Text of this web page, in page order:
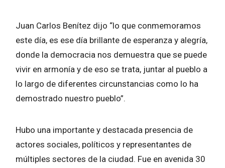
Juan Carlos Benítez dijo “lo que conmemoramos
este día, es ese día brillante de esperanza y alegría,
donde la democracia nos demuestra que se puede
vivir en armonía y de eso se trata, juntar al pueblo a
lo largo de diferentes circunstancias como lo ha
demostrado nuestro pueblo”.
Hubo una importante y destacada presencia de
actores sociales, políticos y representantes de
múltiples sectores de la ciudad. Fue en avenida 30